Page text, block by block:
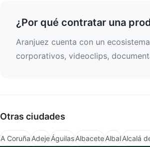
¿Por qué contratar una
Aranjuez cuenta con un
corporativos, videoclips,
Otras ciudades
A CoruñaAdejeÁguilasAlbaceteAlbalAlcalá